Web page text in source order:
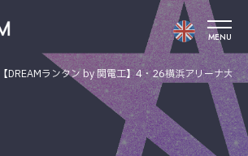
MENU
【DREAMランタン by 関電工】4・26横浜アリーナ大